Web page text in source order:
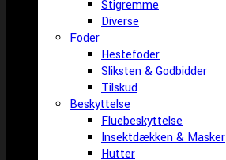
Stigremme
Diverse
Foder
Hestefoder
Sliksten & Godbidder
Tilskud
Beskyttelse
Fluebeskyttelse
Insektdækken & Masker
Hutter